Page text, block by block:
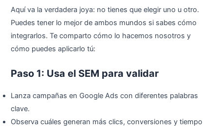
Aquí va la verdadera joya: no tienes que elegir uno u otro.
Puedes tener lo mejor de ambos mundos si sabes cómo
integrarlos. Te comparto cómo lo hacemos nosotros y
cómo puedes aplicarlo tú:
Paso 1: Usa el SEM para validar
Lanza campañas en Google Ads con diferentes palabras
clave.
Observa cuáles generan más clics, conversiones y tiempo